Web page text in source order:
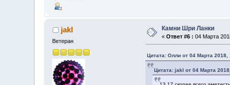
jakl
Ветеран
Камни Шри Ланки
«Ответ #6 : 04 Марта
Цитата: Олли от 04 Марта 2018,
Цитата: jakl от 04 Марта